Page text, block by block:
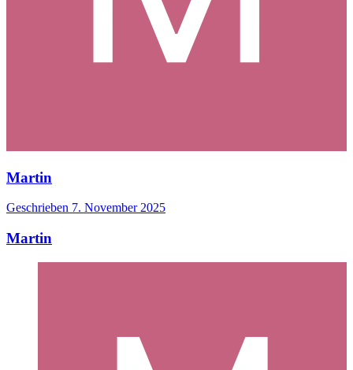
Martin
Geschrieben 7. November 2025
Martin